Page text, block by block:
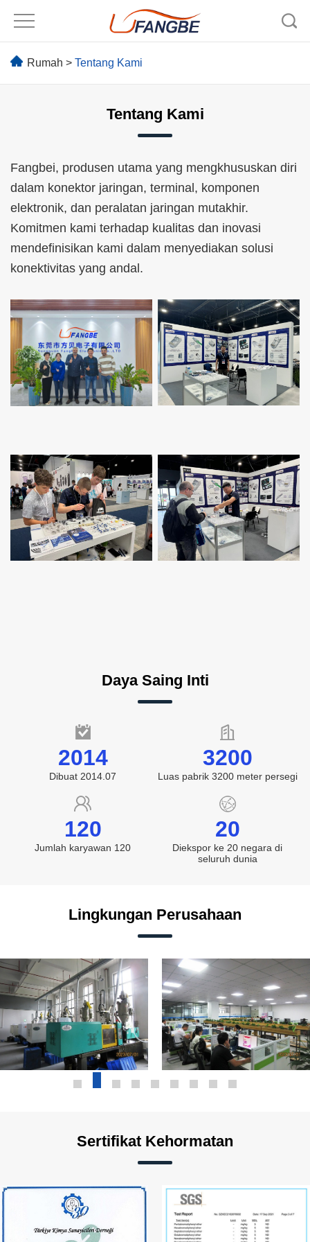
Rumah > Tentang Kami
Tentang Kami
Fangbei, produsen utama yang mengkhususkan diri
dalam konektor jaringan, terminal, komponen
elektronik, dan peralatan jaringan mutakhir.
Komitmen kami terhadap kualitas dan inovasi
mendefinisikan kami dalam menyediakan solusi
konektivitas yang andal.
Daya Saing Inti
2014
Dibuat 2014.07
3200
Luas pabrik 3200 meter persegi
120
Jumlah karyawan 120
20
Diekspor ke 20 negara di
seluruh dunia
Lingkungan Perusahaan
Sertifikat Kehormatan